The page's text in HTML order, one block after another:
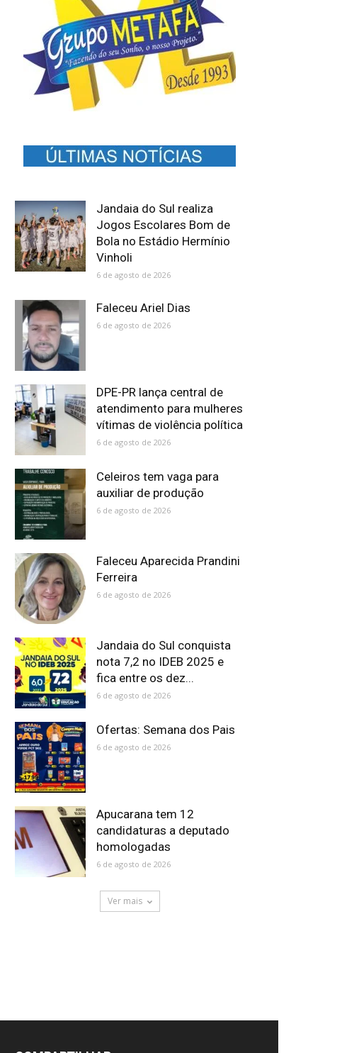
Jandaia do Sul realiza
Jogos Escolares Bom de
Bola no Estádio Hermínio
Vinholi
6 de agosto de 2026
Faleceu Ariel Dias
6 de agosto de 2026
DPE-PR lança central de
atendimento para mulheres
vítimas de violência política
6 de agosto de 2026
Celeiros tem vaga para
auxiliar de produção
6 de agosto de 2026
Faleceu Aparecida Prandini
Ferreira
6 de agosto de 2026
Jandaia do Sul conquista
nota 7,2 no IDEB 2025 e
fica entre os dez...
6 de agosto de 2026
Ofertas: Semana dos Pais
6 de agosto de 2026
Apucarana tem 12
candidaturas a deputado
homologadas
6 de agosto de 2026
Ver mais